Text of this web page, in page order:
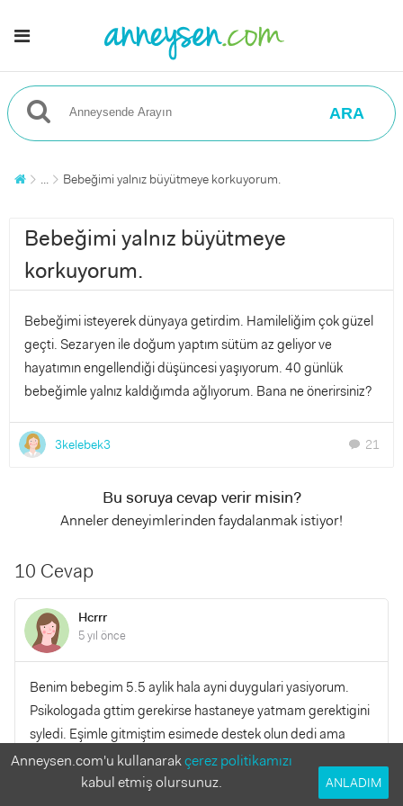
ARA
... Bebeğimi yalnız büyütmeye korkuyorum.
Bebeğimi yalnız büyütmeye
korkuyorum.
Bebeğimi isteyerek dünyaya getirdim. Hamileliğim çok güzel
geçti. Sezaryen ile doğum yaptım sütüm az geliyor ve
hayatımın engellendiği düşüncesi yaşıyorum. 40 günlük
bebeğimle yalnız kaldığımda ağlıyorum. Bana ne önerirsiniz?
3kelebek3 chat 21
Bu soruya cevap verir misin?
Anneler deneyimlerinden faydalanmak istiyor!
10 Cevap
Hcrrr
5 yıl önce
Benim bebegim 5.5 aylik hala ayni duygulari yasiyorum.
Psikologada gttim gerekirse hastaneye yatmam gerektigini
syledi. Eşimle gitmiştim esimede destek olun dedi ama
nerdeeee sanki hayatmda hersey dahada kötüye gtmeye
basladi bebekle evde kalmaya korkuyorum. Yalnz kalinca
Anneysen.com'u kullanarakçerez politikamızı
kabul etmiş olursunuz.
ANLADIM